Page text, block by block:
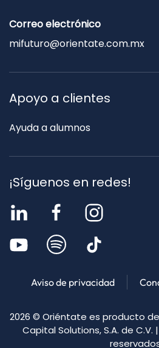
Correo electrónico
mifuturo@orientate.com.mx
Apoyo a clientes
Ayuda a alumnos
¡Síguenos en redes!
Aviso de privacidad
2026 © Oriéntate es producto
Capital Solutions, S.A. de C.V.